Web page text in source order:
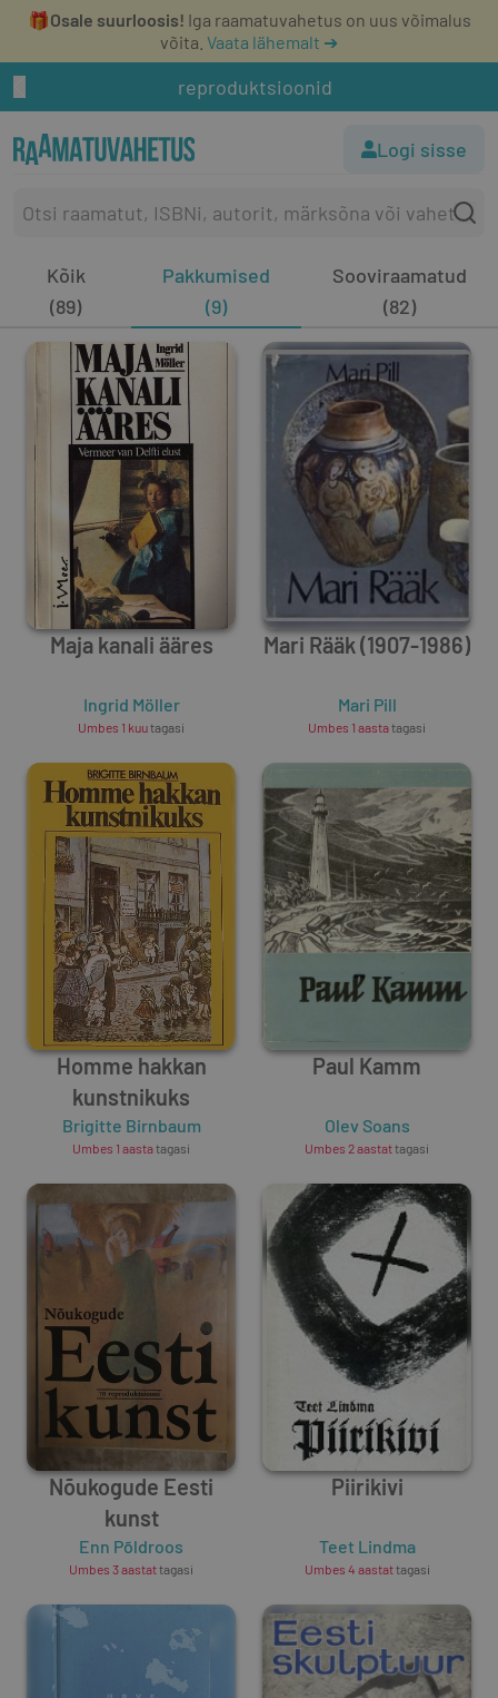
🎁Osale suurloosis! Iga raamatuvahetus on uus võimalus
võita. Vaata lähemalt ➔
reproduktsioonid
Logi sisse
Kõik
(89)
Pakkumised
(9)
Sooviraamatud
(82)
Maja kanali ääres
Ingrid Möller
Umbes 1 kuutagasi
Mari Rääk (1907-1986)
Mari Pill
Umbes 1 aastatagasi
Homme hakkan
kunstnikuks
Brigitte Birnbaum
Umbes 1 aastatagasi
Paul Kamm
Olev Soans
Umbes 2 aastattagasi
Nõukogude Eesti
kunst
Enn Põldroos
Umbes 3 aastattagasi
Piirikivi
Teet Lindma
Umbes 4 aastattagasi